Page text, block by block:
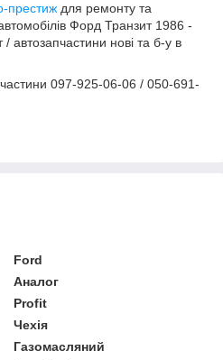
престиж для ремонту та
Форд Транзит 1986 -
/ автозапчастини нові та б-у в
097-925-06-06 / 050-691-
Ford
Аналог
Profit
Чехія
Газомасляний